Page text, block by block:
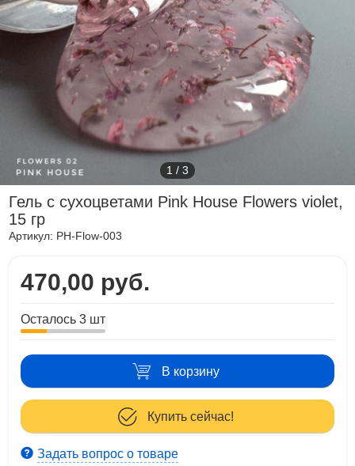
1 / 3
Гель с сухоцветами Pink House Flowers violet,
15 гр
Артикул: PH-Flow-003
470,00 руб.
Осталось 3 шт
В корзину
Купить сейчас!
Задать вопрос о товаре